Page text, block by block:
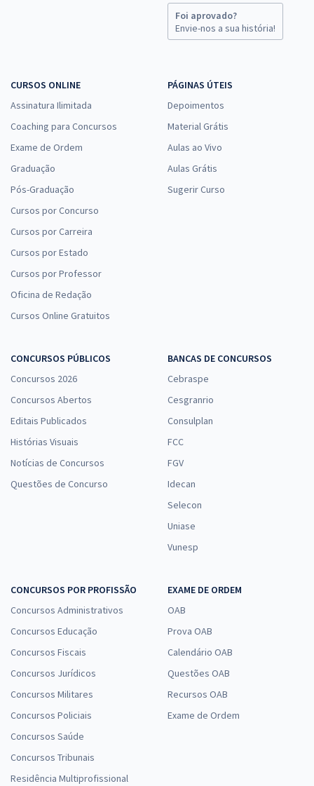
Foi aprovado?
Envie-nos a sua história!
CURSOS ONLINE
Assinatura Ilimitada
Coaching para Concursos
Exame de Ordem
Graduação
Pós-Graduação
Cursos por Concurso
Cursos por Carreira
Cursos por Estado
Cursos por Professor
Oficina de Redação
Cursos Online Gratuitos
PÁGINAS ÚTEIS
Depoimentos
Material Grátis
Aulas ao Vivo
Aulas Grátis
Sugerir Curso
CONCURSOS PÚBLICOS
Concursos 2026
Concursos Abertos
Editais Publicados
Histórias Visuais
Notícias de Concursos
Questões de Concurso
BANCAS DE CONCURSOS
Cebraspe
Cesgranrio
Consulplan
FCC
FGV
Idecan
Selecon
Uniase
Vunesp
CONCURSOS POR PROFISSÃO
Concursos Administrativos
Concursos Educação
Concursos Fiscais
Concursos Jurídicos
Concursos Militares
Concursos Policiais
Concursos Saúde
Concursos Tribunais
Residência Multiprofissional
EXAME DE ORDEM
OAB
Prova OAB
Calendário OAB
Questões OAB
Recursos OAB
Exame de Ordem